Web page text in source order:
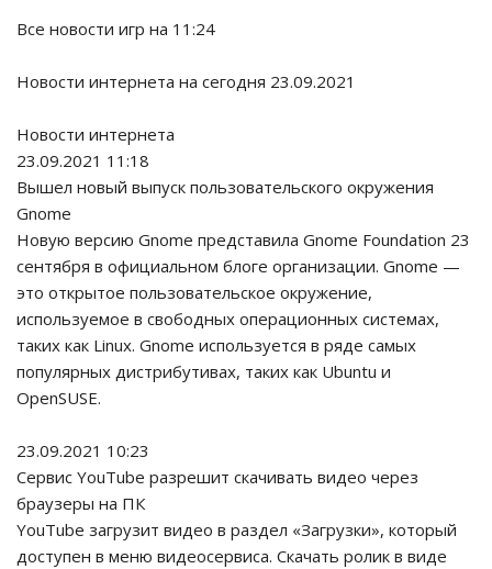
Все новости игр на 11:24
Новости интернета на сегодня 23.09.2021
Новости интернета
23.09.2021 11:18
Вышел новый выпуск пользовательского окружения
Gnome
Новую версию Gnome представила Gnome Foundation 23
сентября в официальном блоге организации. Gnome —
это открытое пользовательское окружение,
используемое в свободных операционных системах,
таких как Linux. Gnome используется в ряде самых
популярных дистрибутивах, таких как Ubuntu и
OpenSUSE.
23.09.2021 10:23
Сервис YouTube разрешит скачивать видео через
браузеры на ПК
YouTube загрузит видео в раздел «Загрузки», который
доступен в меню видеосервиса. Скачать ролик в виде